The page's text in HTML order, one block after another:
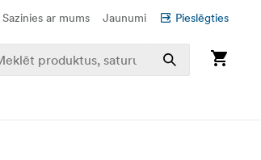
Sazinies ar mums Jaunumi Pieslēgties